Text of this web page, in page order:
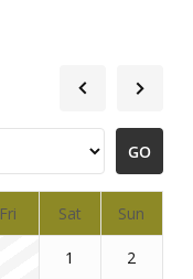
Fri Sat Sun
1 2